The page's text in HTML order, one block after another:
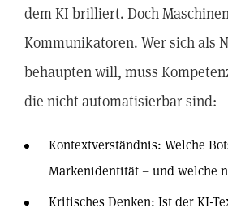
dem KI brilliert. Doch
Kommunikatoren. Wer sich als
behaupten will, muss
die nicht automatisierbar sind:
Kontextverständnis: Welche
Markenidentität – und welche
Kritisches Denken: Ist der KI-